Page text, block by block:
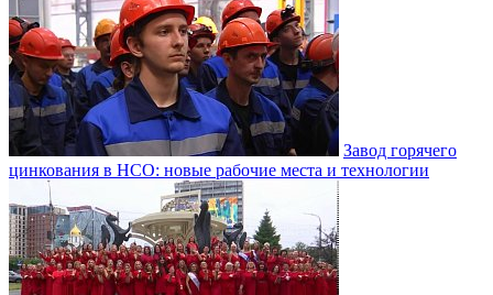
Завод горячего
цинкования в НСО: новые рабочие места и технологии